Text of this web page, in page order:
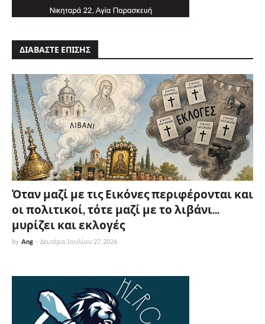
ΔΙΑΒΑΣΤΕ ΕΠΙΣΗΣ
Όταν μαζί με τις Εικόνες περιφέρονται και
οι πολιτικοί, τότε μαζί με το λιβάνι...
μυρίζει και εκλογές
by Ang - Δευτέρα, Ιουλίου 27, 2026